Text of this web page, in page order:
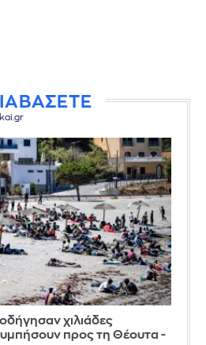
χιλιάδες
προς τη Θέουτα -